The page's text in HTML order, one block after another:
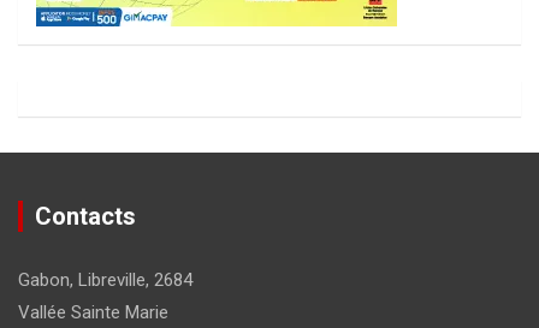
Contacts
Gabon, Libreville, 2684
Vallée Sainte Marie